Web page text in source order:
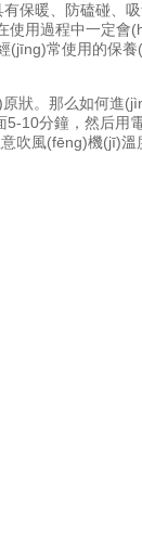
、防磕碰、
在使用過程中一定
經(jīng)常使用的保
。那么如何進
10分鐘，然后用
意吹風(fēng)機(jī)